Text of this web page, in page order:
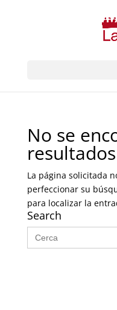
No se
resultados
La página solicitada
perfeccionar su
para localizar la
Search
Buscar: